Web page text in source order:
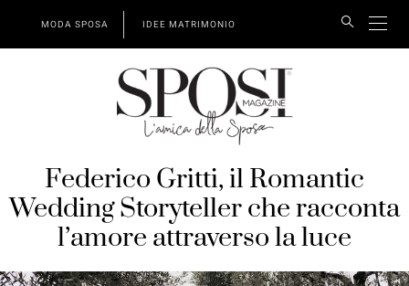
MODA SPOSA IDEE MATRIMONIO
Federico Gritti, il Romantic
Wedding Storyteller che racconta
l’amore attraverso la luce